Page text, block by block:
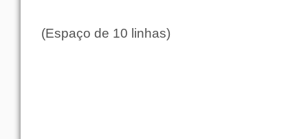
(Espaço de 10 linhas)